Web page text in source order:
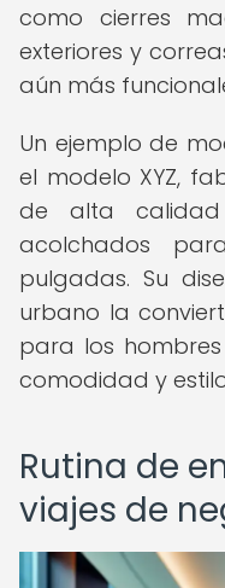
como cierres
exteriores y
aún más
Un ejemplo de
el modelo XYZ,
de alta calidad
acolchados
pulgadas. Su
urbano la
para los
comodidad y
Rutina de
viajes de